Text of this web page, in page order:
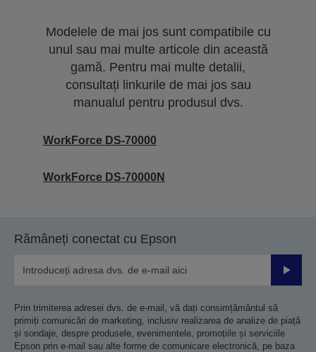
Modelele de mai jos sunt compatibile cu
unul sau mai multe articole din această
gamă. Pentru mai multe detalii,
consultați linkurile de mai jos sau
manualul pentru produsul dvs.
WorkForce DS-70000
WorkForce DS-70000N
Rămâneți conectat cu Epson
Prin trimiterea adresei dvs. de e-mail, vă dați consimțământul să
primiți comunicări de marketing, inclusiv realizarea de analize de piață
și sondaje, despre produsele, evenimentele, promoțiile și serviciile
Epson prin e-mail sau alte forme de comunicare electronică, pe baza